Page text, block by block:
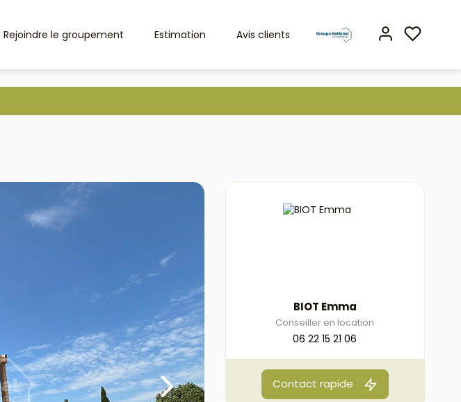
Rejoindre le groupement Estimation Avis clients
BIOT Emma
Conseiller en location
06 22 15 21 06
Contact rapide